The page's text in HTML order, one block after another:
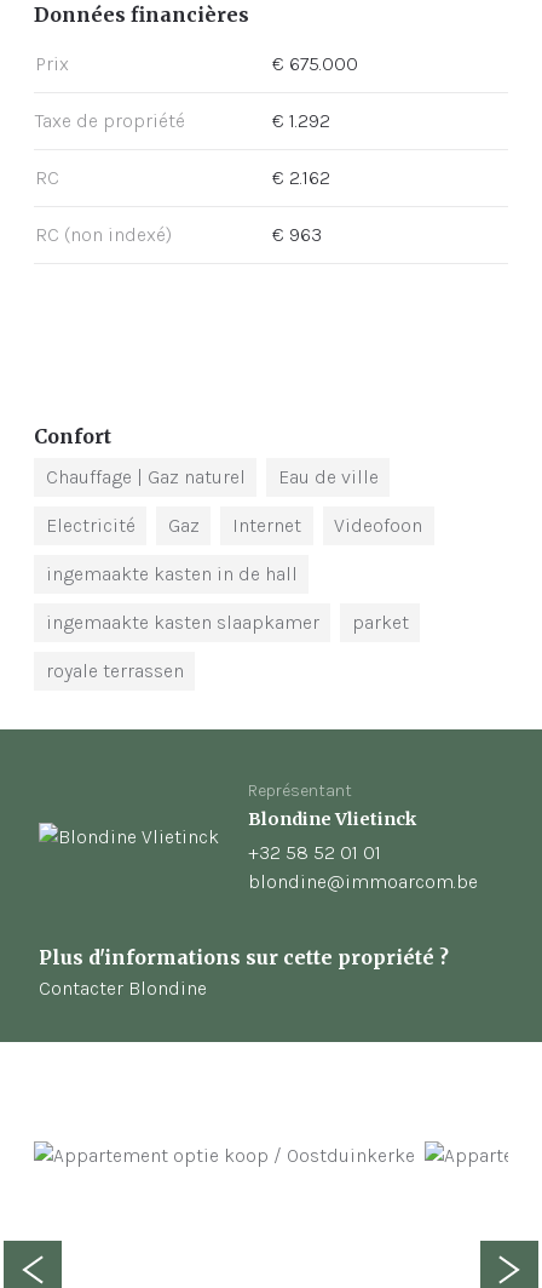
Données financières
Prix € 675.000
Taxe de propriété € 1.292
RC € 2.162
RC (non indexé) € 963
Confort
Chauffage | Gaz naturel Eau de ville
Electricité Gaz Internet Videofoon
ingemaakte kasten in de hall
ingemaakte kasten slaapkamer parket
royale terrassen
Représentant
Blondine Vlietinck
+32 58 52 01 01
blondine@immoarcom.be
Plus d'informations sur cette propriété ?
Contacter Blondine